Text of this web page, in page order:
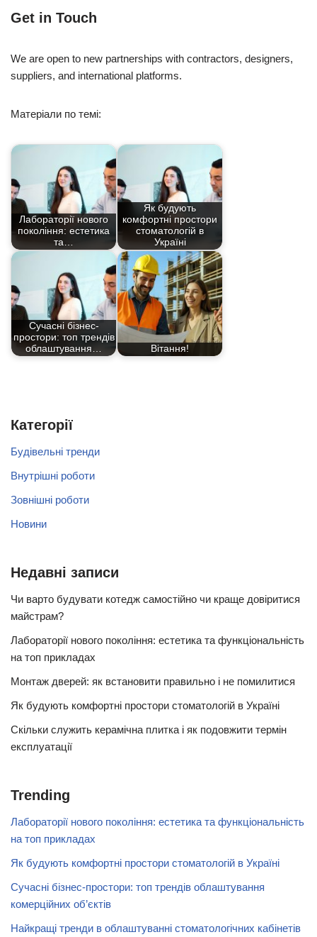
Get in Touch
We are open to new partnerships with contractors, designers,
suppliers, and international platforms.
Матеріали по темі:
Лабораторії нового
покоління: естетика
та…
Як будують
комфортні простори
стоматологій в
Україні
Сучасні бізнес-
простори: топ трендів
облаштування…
Вітання!
Категорії
Будівельні тренди
Внутрішні роботи
Зовнішні роботи
Новини
Недавні записи
Чи варто будувати котедж самостійно чи краще довіритися
майстрам?
Лабораторії нового покоління: естетика та функціональність
на топ прикладах
Монтаж дверей: як встановити правильно і не помилитися
Як будують комфортні простори стоматологій в Україні
Скільки служить керамічна плитка і як подовжити термін
експлуатації
Trending
Лабораторії нового покоління: естетика та функціональність
на топ прикладах
Як будують комфортні простори стоматологій в Україні
Сучасні бізнес-простори: топ трендів облаштування
комерційних об’єктів
Найкращі тренди в облаштуванні стоматологічних кабінетів